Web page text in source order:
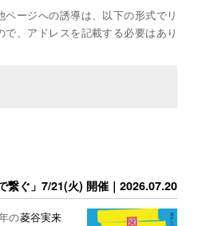
ージへの誘導は、以下の形式でリ
で、アドレスを記載する必要はあり
繋ぐ」7/21(火) 開催｜2026.07.20
の菱谷実来